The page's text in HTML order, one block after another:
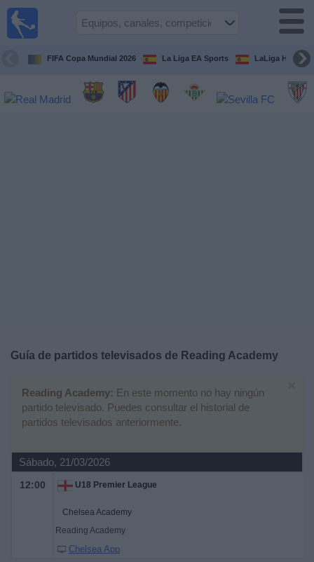
FIFA Copa Mundial 2026 La Liga EA Sports LaLiga
Guía de partidos televisados de Reading Academy
Reading Academy: En este momento no hay ningún
partido televisado. Puedes consultar el historial de
partidos televisados anteriormente.
Sábado, 21/03/2026
12:00 U18 Premier League
Chelsea Academy
Reading Academy
Chelsea App
Guía de
Televisados
Noticias
Widget